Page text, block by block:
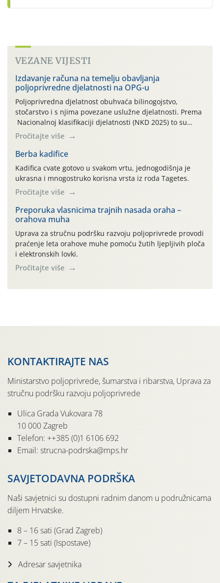
VEZANE VIJESTI
Izdavanje računa na temelju obavljanja
poljoprivredne djelatnosti na OPG-u
Poljoprivredna djelatnost obuhvaća bilinogojstvo,
stočarstvo i s njima povezane uslužne djelatnosti. Prema
Nacionalnoj klasifikaciji djelatnosti (NKD 2025) to su
skupne 01.1, 01.2, 01.3, 01.4, 01.5 i 01.6. Djelatnost
prerade poljoprivrednih proizvoda je svako djelovanje na
poljoprivredni proizvod čiji je rezultat proizvod koji
također može biti poljoprivredni proizvod poput npr.
maslinovog ulja, bučinog ulja, vino od […]
Pročitajte više
Berba kadifice
Kadifica cvate gotovo u svakom vrtu, jednogodišnja je
ukrasna i mnogostruko korisna vrsta iz roda Tagetes.
Pročitajte više
Preporuka vlasnicima trajnih nasada oraha –
orahova muha
Uprava za stručnu podršku razvoju poljoprivrede provodi
praćenje leta orahove muhe pomoću žutih ljepljivih ploča
i elektronskih lovki.
Pročitajte više
KONTAKTIRAJTE NAS
Ministarstvo poljoprivrede, šumarstva i ribarstva, Uprava za
stručnu podršku razvoju poljoprivrede
Ulica Grada Vukovara 78
10 000 Zagreb
Telefon: ++385 (0)1 6106 692
Email: strucna-podrska@mps.hr
SAVJETODAVNA PODRŠKA
Naši savjetnici su dostupni radnim danom u podružnicama
diljem Hrvatske.
8 – 16 sati (Grad Zagreb)
7 – 15 sati (Ispostave)
Adresar savjetnika